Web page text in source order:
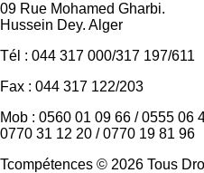
09 Rue Mohamed Gharbi.
Hussein Dey. Alger
Tél : 044 317 000/317 197/611
Fax : 044 317 122/203
Mob : 0560 01 09 66 / 0555 06
0770 31 12 20 / 0770 19 81 96
Tcompétences © 2026 Tous